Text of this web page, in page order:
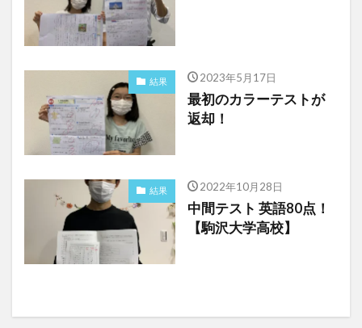
結果 2023年5月17日
最初のカラーテストが
返却！
結果 2022年10月28日
中間テスト 英語80点！
【駒沢大学高校】